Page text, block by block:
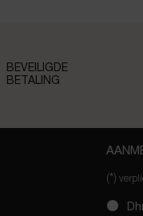
BEVEILIGDE
BETALING
(*)